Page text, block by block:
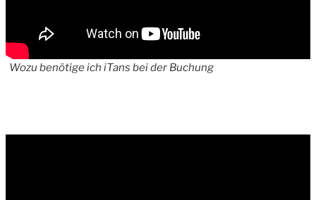
Wozu benötige ich iTans bei der Buchung